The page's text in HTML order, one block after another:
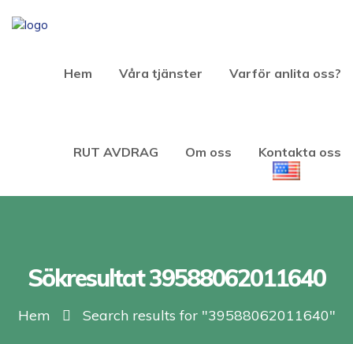
Hem Våra tjänster Varför anlita oss?
RUT AVDRAG Om oss Kontakta oss
Sökresultat 39588062011640
Hem Search results for "39588062011640"